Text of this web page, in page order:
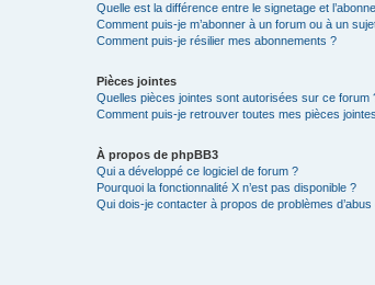
Quelle est la différence entre le signetage et
Comment puis-je m’abonner à un forum ou à un
Comment puis-je résilier mes abonnements ?
Pièces jointes
Quelles pièces jointes sont autorisées sur ce forum
Comment puis-je retrouver toutes mes pièces
À propos de phpBB3
Qui a développé ce logiciel de forum ?
Pourquoi la fonctionnalité X n’est pas disponible ?
Qui dois-je contacter à propos de problèmes